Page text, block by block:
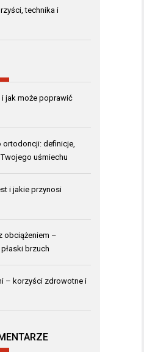
technika i
jak może poprawić
definicje,
uśmiechu
i jakie przynosi
obciążeniem –
brzuch
– korzyści zdrowotne i